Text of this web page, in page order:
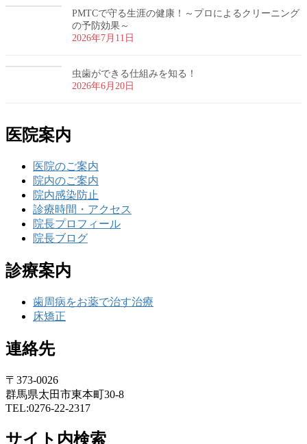
PMTCで守る生涯の健康！～プロによるクリーニング
の予防効果～
2026年7月11日
虫歯ができる仕組みを知る！
2026年6月20日
医院案内
医院のご案内
院内のご案内
院内感染防止
診療時間・アクセス
院長プロフィール
院長ブログ
診療案内
歯周病をお薬で治す治療
床矯正
連絡先
〒373-0026
群馬県太田市東本町30-8
TEL:0276-22-2317
サイト内検索